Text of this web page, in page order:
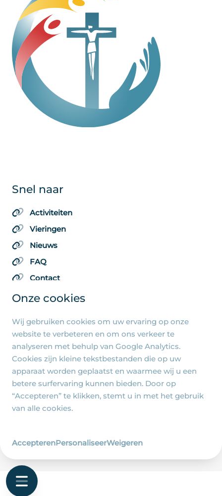
Onze cookies
Wij gebruiken cookies om uw ervaring op onze
website te verbeteren en om ons verkeer te
analyseren met behulp van Google Analytics.
Cookies zijn kleine tekstbestanden die op uw
apparaat worden geplaatst en waarmee wij u een
betere surfervaring kunnen bieden. Door op
“Accepteren” te klikken, stemt u in met het gebruik
van alle cookies.
AccepterenPersonaliseerWeigeren
Snel naar
Activiteiten
Vieringen
Nieuws
FAQ
Contact
Algemene pagina's
Privacy beleid
Cookie-instellingen
en Jozef - Ontwerp en realisatie